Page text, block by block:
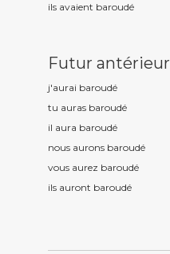
ils avaient baroudé
Futur antérieur
j'aurai baroudé
tu auras baroudé
il aura baroudé
nous aurons baroudé
vous aurez baroudé
ils auront baroudé